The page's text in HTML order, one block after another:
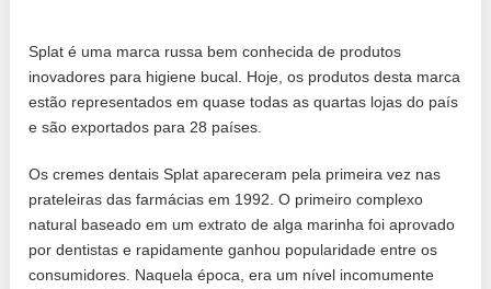
Splat é uma marca russa bem conhecida de produtos
inovadores para higiene bucal. Hoje, os produtos desta marca
estão representados em quase todas as quartas lojas do país
e são exportados para 28 países.
Os cremes dentais Splat apareceram pela primeira vez nas
prateleiras das farmácias em 1992. O primeiro complexo
natural baseado em um extrato de alga marinha foi aprovado
por dentistas e rapidamente ganhou popularidade entre os
consumidores. Naquela época, era um nível incomumente